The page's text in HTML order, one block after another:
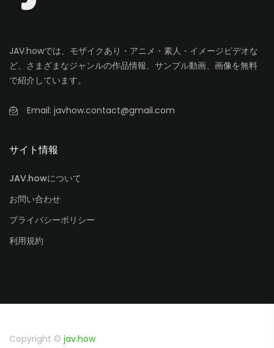
JAV.howでは、モザイクあり・アニメ・素人・イメージビデオな
ど、さまざまなジャンルの作品情報、サンプル動画、画像を無料
で紹介しています。
Email: javhow.contact@gmail.com
サイト情報
JAV.howについて
お問い合わせ
プライバシーポリシー
利用規約
Copyright © jav.how